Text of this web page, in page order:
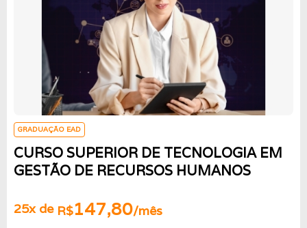
GRADUAÇÃO EAD
CURSO SUPERIOR DE TECNOLOGIA EM
GESTÃO DE RECURSOS HUMANOS
25x de R$147,80/mês